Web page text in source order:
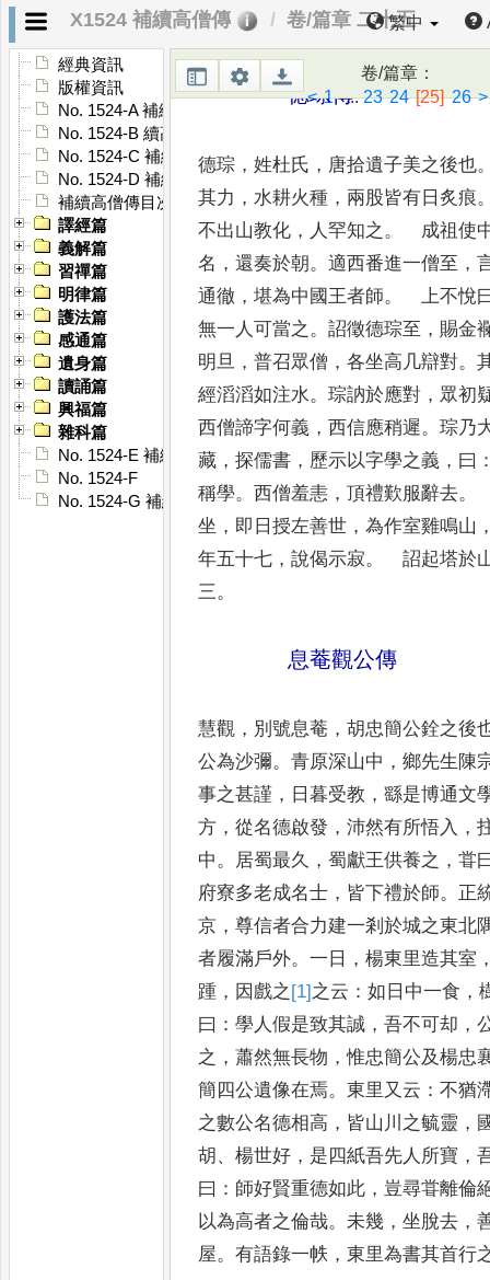
X1524 補續高僧傳 卷/篇章 二十五
繁中
經典資訊
版權資訊
No. 1524-A 補續高僧傳序
No. 1524-B 續高僧傳序
No. 1524-C 補續高僧傳序
No. 1524-D 補續高僧傳序
補續高僧傳目次
譯經篇
義解篇
習禪篇
明律篇
護法篇
感通篇
遺身篇
讀誦篇
興福篇
雜科篇
No. 1524-E 補續高僧傳䟦
No. 1524-F
No. 1524-G 補續高僧傳䟦
卷/篇章：
< 1...23 24 [25] 26 >
之， 遺命分藏清涼山圓照寺 ， 亦建
德琮傳
德琮 ，姓杜氏 ， 唐拾遺子美之後也
其力 ， 水耕火種 ， 兩股皆有日炙痕
不出山教化 ， 人罕知之 。
成祖使
名 ，還奏於朝。適西番進一僧至 ，
通徹 ，堪為中國王者師。
上不悅
無一人可當之 。詔徵德琮至 ， 賜金
明旦 ，普召眾僧 ，各坐高几辯對。
經滔滔如注水。琮訥於應對 ， 眾初
西僧諦字何義 ，西信應稍遲。琮乃
藏 ，探儒書 ， 歷示以字學之義 ， 曰
稱學。西僧羞恚 ，頂禮歎服辭去。
坐 ， 即日授左善世 ，為作室雞鳴山
年五十七 ，說偈示寂。 詔起塔於
三。
息菴觀公傳
慧觀 ， 別號息菴 ，胡忠簡公銓之後
公為沙彌。青原深山中 ，鄉先生陳
事之甚謹 ， 日暮受教 ，繇是博通文
方 ，從名德啟發 ，沛然有所悟入 ，
中。 居蜀最久 ，蜀獻王供養之 ，甞
府寮多老成名士 ， 皆下禮於師。 正
京 ，尊信者合力建一剎於城之東北
者履滿戶外。一日 ，楊東里造其室
踵 ， 因戲之[1]之云 ：如日中一食 ，
曰 ：學人假是致其誠 ，吾不可却 ，
之 ，蕭然無長物 ，惟忠簡公及楊忠
簡四公遺像在焉。東里又云 ：不猶
之數公名德相高 ， 皆山 川之毓靈 ，
胡 、楊世好 ， 是四紙吾先人 所寶 ，
曰 ： 師好賢重德如此 ， 豈尋甞離倫
以為高者之倫哉。未幾 ，坐脫去 ，
屋。有語錄一帙 ，東里為書其首行